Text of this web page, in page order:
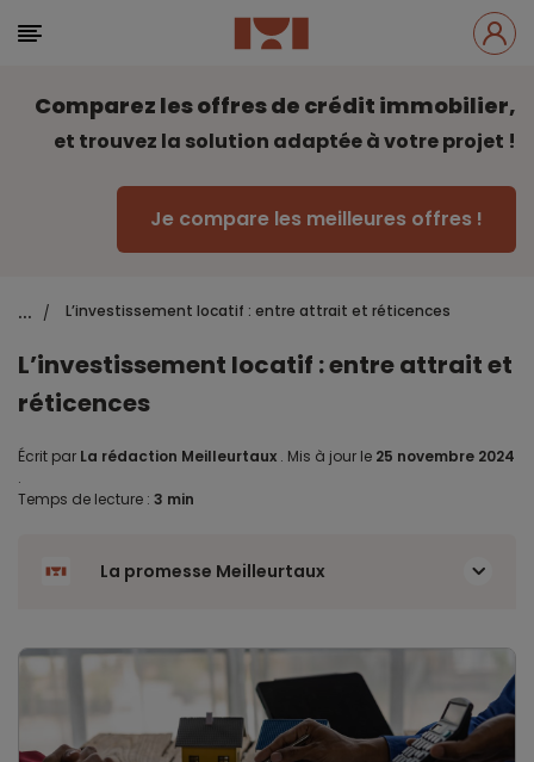
Comparez les offres de crédit immobilier,
et trouvez la solution adaptée à votre projet !
Je compare les meilleures offres !
... / L’investissement locatif : entre attrait et réticences
L’investissement locatif : entre attrait et
réticences
Écrit par La rédaction Meilleurtaux . Mis à jour le 25 novembre 2024
.
Temps de lecture : 3 min
La promesse Meilleurtaux